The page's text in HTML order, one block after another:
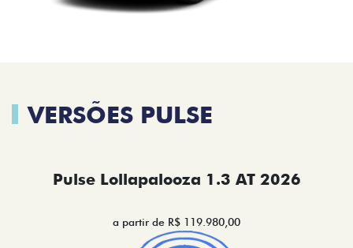
VERSÕES PULSE
Pulse Lollapalooza 1.3 AT 2026
a partir de R$ 119.980,00